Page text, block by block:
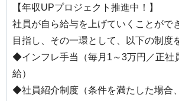
【年収UPプロジェクト推進中！】
社員が自ら給与を上げていくことがで
目指し、その一環として、以下の制度
◆インフレ手当（毎月1～3万円／正社
給）
◆社員紹介制度（条件を満たした場合